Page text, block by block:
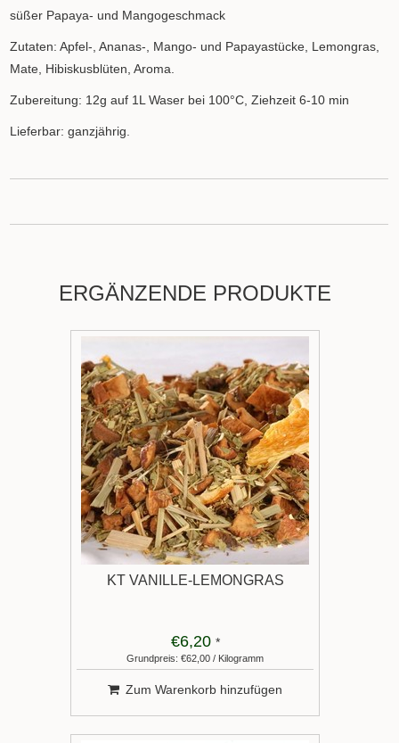
süßer Papaya- und Mangogeschmack
Zutaten: Apfel-, Ananas-, Mango- und Papayastücke, Lemongras,
Mate, Hibiskusblüten, Aroma.
Zubereitung: 12g auf 1L Waser bei 100°C, Ziehzeit 6-10 min
Lieferbar: ganzjährig.
ERGÄNZENDE PRODUKTE
KT VANILLE-LEMONGRAS
€6,20 *
Grundpreis: €62,00 / Kilogramm
Zum Warenkorb hinzufügen